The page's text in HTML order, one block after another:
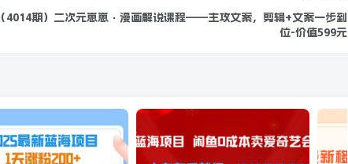
（4014期）二次元崽崽·漫画解说课程——主攻文案，剪辑+文案一步到
位-价值599元